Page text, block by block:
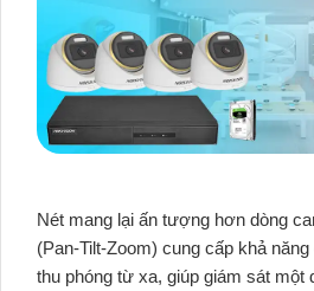
Nét mang lại ấn tượng hơn dòng
(Pan-Tilt-Zoom) cung cấp khả
thu phóng từ xa, giúp giám sát một